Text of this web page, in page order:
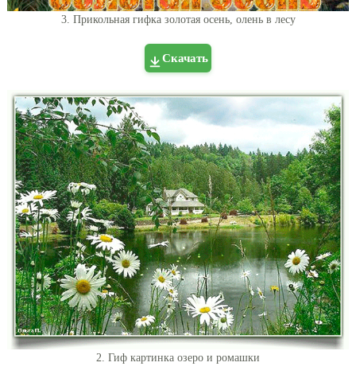
3. Прикольная гифка золотая осень, олень в лесу
Скачать
2. Гиф картинка озеро и ромашки